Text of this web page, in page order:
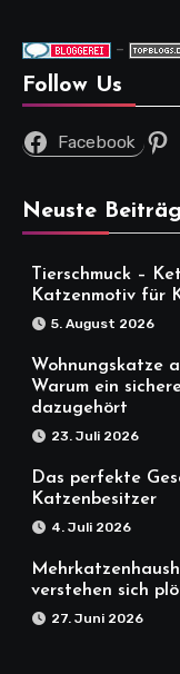
-
Follow Us
Facebook
Neuste
Tierschmuck –
Katzenmotiv für
5. August 2026
Wohnungskatze
Warum ein
dazugehört
23. Juli 2026
Das perfekte
Katzenbesitzer
4. Juli 2026
verstehen sich
27. Juni 2026